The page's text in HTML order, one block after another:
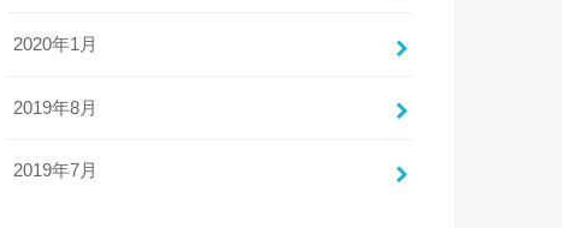
2020年1月
2019年8月
2019年7月